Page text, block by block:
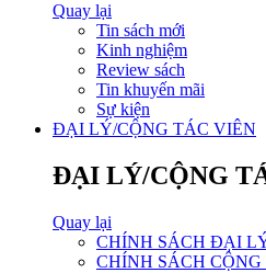
Quay lại
Tin sách mới
Kinh nghiệm
Review sách
Tin khuyến mãi
Sự kiện
ĐẠI LÝ/CỘNG TÁC VIÊN
ĐẠI LÝ/CỘNG
Quay lại
CHÍNH SÁCH ĐẠI
CHÍNH SÁCH